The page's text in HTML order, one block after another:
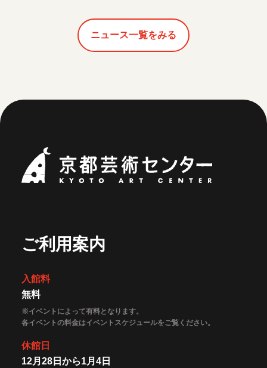
ニュース一覧をみる
ご利用案内
入館料
無料
※イベントによって有料となります。
各イベントの料金はイベントスケジュールをご覧ください。
休館日
12月28日から1月4日